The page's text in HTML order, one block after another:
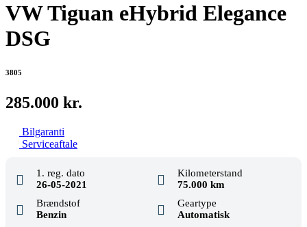
VW Tiguan eHybrid Elegance
DSG
3805
285.000 kr.
Bilgaranti
Serviceaftale
1. reg. dato
26-05-2021
Kilometerstand
75.000 km
Brændstof
Benzin
Geartype
Automatisk